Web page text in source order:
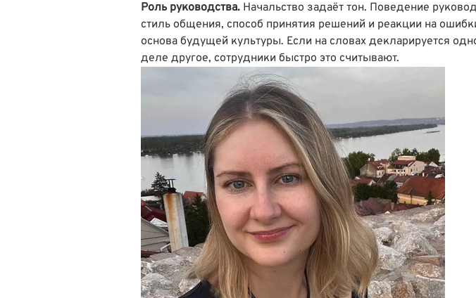
Роль руководства. Начальство задаёт тон. Поведение
стиль общения, способ принятия решений и реакции на
основа будущей культуры. Если на словах декларируется
деле другое, сотрудники быстро это считывают.